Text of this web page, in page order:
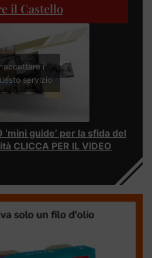
il Castello
accettare i
servizio
‘mini guide’ per la sfida del
CLICCA PER IL VIDEO